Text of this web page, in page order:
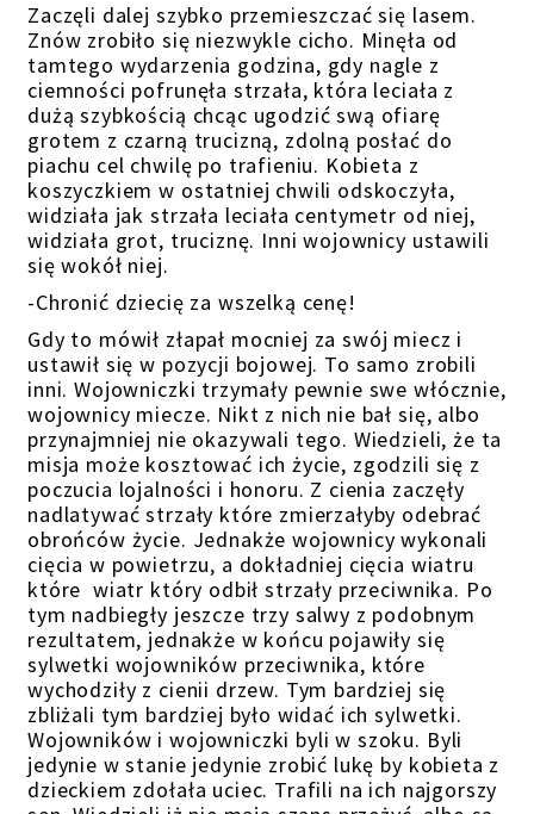
Zaczęli dalej szybko przemieszczać się lasem.
Znów zrobiło się niezwykle cicho. Minęła od
tamtego wydarzenia godzina, gdy nagle z
ciemności pofrunęła strzała, która leciała z
dużą szybkością chcąc ugodzić swą ofiarę
grotem z czarną trucizną, zdolną posłać do
piachu cel chwilę po trafieniu. Kobieta z
koszyczkiem w ostatniej chwili odskoczyła,
widziała jak strzała leciała centymetr od niej,
widziała grot, truciznę. Inni wojownicy ustawili
się wokół niej.
-Chronić dziecię za wszelką cenę!
Gdy to mówił złapał mocniej za swój miecz i
ustawił się w pozycji bojowej. To samo zrobili
inni. Wojowniczki trzymały pewnie swe włócznie,
wojownicy miecze. Nikt z nich nie bał się, albo
przynajmniej nie okazywali tego. Wiedzieli, że ta
misja może kosztować ich życie, zgodzili się z
poczucia lojalności i honoru. Z cienia zaczęły
nadlatywać strzały które zmierzałyby odebrać
obrońców życie. Jednakże wojownicy wykonali
cięcia w powietrzu, a dokładniej cięcia wiatru
które wiatr który odbił strzały przeciwnika. Po
tym nadbiegły jeszcze trzy salwy z podobnym
rezultatem, jednakże w końcu pojawiły się
sylwetki wojowników przeciwnika, które
wychodziły z cienii drzew. Tym bardziej się
zbliżali tym bardziej było widać ich sylwetki.
Wojowników i wojowniczki byli w szoku. Byli
jedynie w stanie jedynie zrobić lukę by kobieta z
dzieckiem zdołała uciec. Trafili na ich najgorszy